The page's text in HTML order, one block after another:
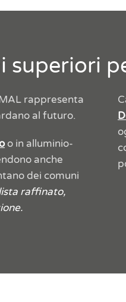
superiori
rappresenta
al futuro.
o in alluminio-
anche
dei comuni
raffinato,